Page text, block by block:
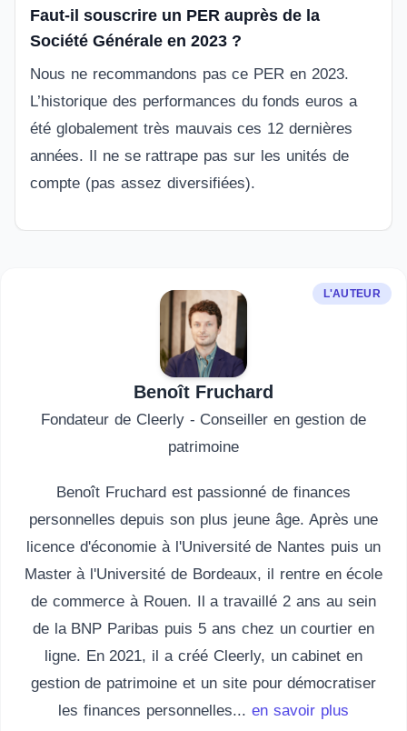
Faut-il souscrire un PER auprès de la
Société Générale en 2023 ?
Nous ne recommandons pas ce PER en 2023.
L’historique des performances du fonds euros a
été globalement très mauvais ces 12 dernières
années. Il ne se rattrape pas sur les unités de
compte (pas assez diversifiées).
L'AUTEUR
Benoît Fruchard
Fondateur de Cleerly - Conseiller en gestion de
patrimoine
Benoît Fruchard est passionné de finances
personnelles depuis son plus jeune âge. Après une
licence d'économie à l'Université de Nantes puis un
Master à l'Université de Bordeaux, il rentre en école
de commerce à Rouen. Il a travaillé 2 ans au sein
de la BNP Paribas puis 5 ans chez un courtier en
ligne. En 2021, il a créé Cleerly, un cabinet en
gestion de patrimoine et un site pour démocratiser
les finances personnelles... en savoir plus